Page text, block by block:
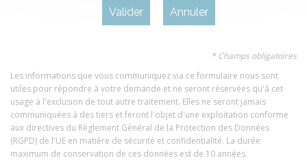
* Champs obligatoires
Les informations que vous communiquez via ce formulaire nous sont
utiles pour répondre à votre demande et ne seront réservées qu'à cet
usage à l'exclusion de tout autre traitement. Elles ne seront jamais
communiquées à des tiers et feront l'objet d'une exploitation conforme
aux directives du Règlement Général de la Protection des Données
(RGPD) de l'UE en matière de sécurité et confidentialité. La durée
maximum de conservation de ces données est de 10 années.